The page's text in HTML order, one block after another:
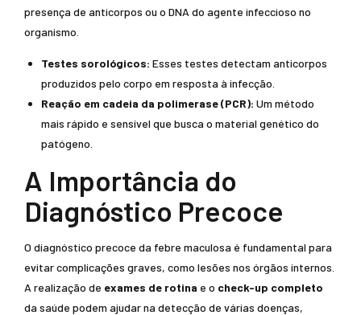
presença de anticorpos ou o DNA do agente infeccioso no
organismo.
Testes sorológicos: Esses testes detectam anticorpos
produzidos pelo corpo em resposta à infecção.
Reação em cadeia da polimerase (PCR): Um método
mais rápido e sensível que busca o material genético do
patógeno.
A Importância do
Diagnóstico Precoce
O diagnóstico precoce da febre maculosa é fundamental para
evitar complicações graves, como lesões nos órgãos internos.
A realização de exames de rotina e o check-up completo
da saúde podem ajudar na detecção de várias doenças,